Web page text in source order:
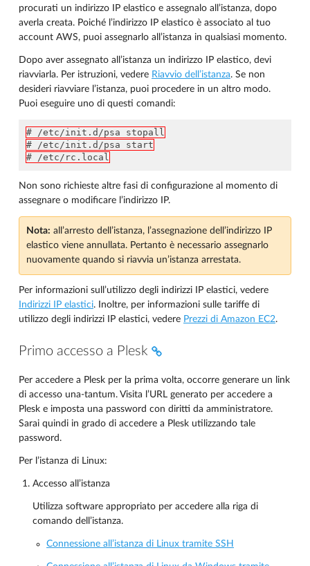
procurati un indirizzo IP elastico e assegnalo all’istanza, dopo
averla creata. Poiché l’indirizzo IP elastico è associato al tuo
account AWS, puoi assegnarlo all’istanza in qualsiasi momento.
Dopo aver assegnato all’istanza un indirizzo IP elastico, devi
riavviarla. Per istruzioni, vedere Riavvio dell’istanza. Se non
desideri riavviare l’istanza, puoi procedere in un altro modo.
Puoi eseguire uno di questi comandi:
# /etc/init.d/psa stopall
# /etc/init.d/psa start
# /etc/rc.local
Non sono richieste altre fasi di configurazione al momento di
assegnare o modificare l’indirizzo IP.
Nota: all’arresto dell’istanza, l’assegnazione dell’indirizzo IP
elastico viene annullata. Pertanto è necessario assegnarlo
nuovamente quando si riavvia un’istanza arrestata.
Per informazioni sull’utilizzo degli indirizzi IP elastici, vedere
Indirizzi IP elastici. Inoltre, per informazioni sulle tariffe di
utilizzo degli indirizzi IP elastici, vedere Prezzi di Amazon EC2.
Primo accesso a Plesk
Per accedere a Plesk per la prima volta, occorre generare un link
di accesso una-tantum. Visita l’URL generato per accedere a
Plesk e imposta una password con diritti da amministratore.
Sarai quindi in grado di accedere a Plesk utilizzando tale
password.
Per l’istanza di Linux:
Accesso all’istanza
Utilizza software appropriato per accedere alla riga di
comando dell’istanza.
Connessione all’istanza di Linux tramite SSH